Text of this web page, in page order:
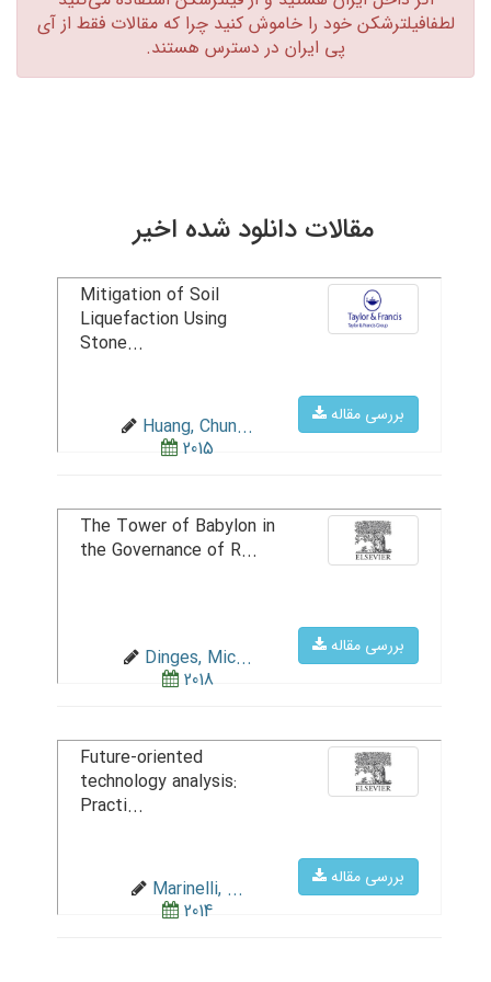
لطفافیلترشکن خود را خاموش کنید چرا که مقالات فقط از آی
پی ایران در دسترس هستند.‏
مقالات دانلود شده اخیر
بررسی مقاله
Mitigation of Soil
Liquefaction Using
Stone...
Huang, Chun...
2015
بررسی مقاله
The Tower of Babylon in
the Governance of R...
Dinges, Mic...
2018
بررسی مقاله
Future-oriented
technology analysis:
Practi...
Marinelli, ...
2014